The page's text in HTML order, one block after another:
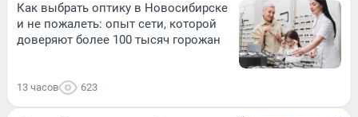
Как выбрать оптику в Новосибирске
и не пожалеть: опыт сети, которой
доверяют более 100 тысяч горожан
13 часов 623